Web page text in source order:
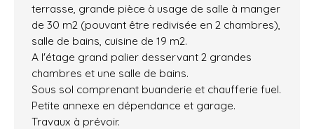
terrasse, grande pièce à usage de salle à manger
de 30 m2 (pouvant être redivisée en 2 chambres),
salle de bains, cuisine de 19 m2.
A l'étage grand palier desservant 2 grandes
chambres et une salle de bains.
Sous sol comprenant buanderie et chaufferie fuel.
Petite annexe en dépendance et garage.
Travaux à prévoir.